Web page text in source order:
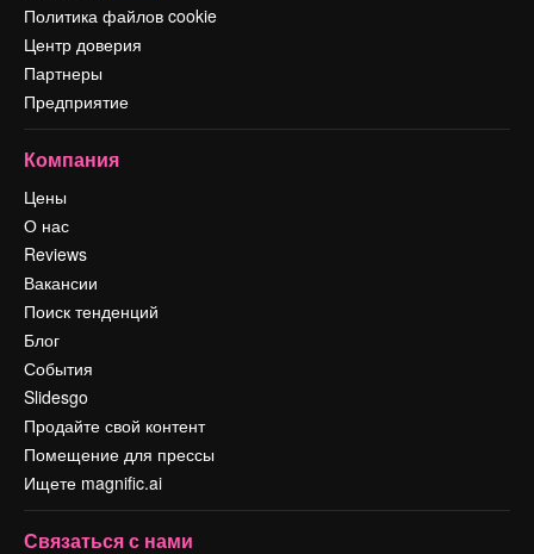
Политика файлов cookie
Центр доверия
Партнеры
Предприятие
Компания
Цены
О нас
Reviews
Вакансии
Поиск тенденций
Блог
События
Slidesgo
Продайте свой контент
Помещение для прессы
Ищете magnific.ai
Связаться с нами